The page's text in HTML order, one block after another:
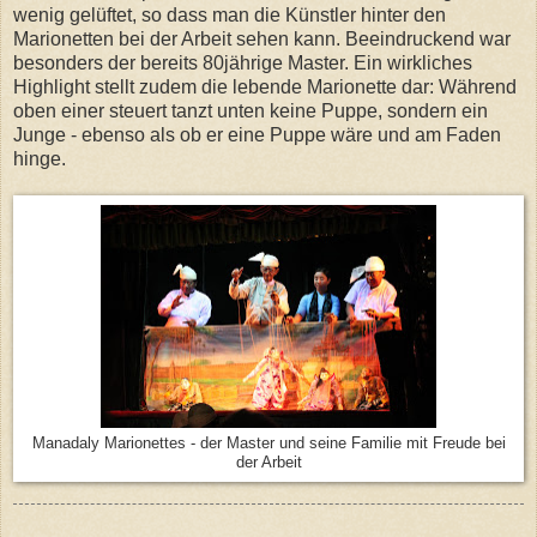
wenig gelüftet, so dass man die Künstler hinter den
Marionetten bei der Arbeit sehen kann. Beeindruckend war
besonders der bereits 80jährige Master. Ein wirkliches
Highlight stellt zudem die lebende Marionette dar: Während
oben einer steuert tanzt unten keine Puppe, sondern ein
Junge - ebenso als ob er eine Puppe wäre und am Faden
hinge.
Manadaly Marionettes - der Master und seine Familie mit Freude bei
der Arbeit